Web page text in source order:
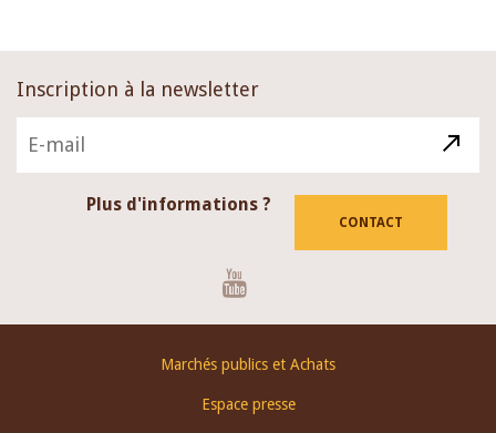
Inscription à la newsletter
Plus d'informations ?
CONTACT
Marchés publics et Achats
Espace presse